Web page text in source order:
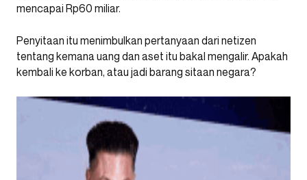
mencapai Rp60 miliar.
Penyitaan itu menimbulkan pertanyaan dari netizen
tentang kemana uang dan aset itu bakal mengalir. Apakah
kembali ke korban, atau jadi barang sitaan negara?